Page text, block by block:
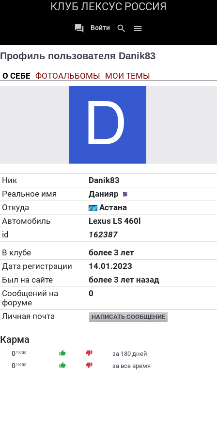
КЛУБ ЛЕКСУС РОССИЯ
 Войти search 
Профиль пользователя Danik83
О СЕБЕ ФОТОАЛЬБОМЫ МОИ ТЕМЫ
Ник
Danik83
Реальное имя
Данияр
Откуда
Астана
Автомобиль
Lexus LS 460l
id
162387
В клубе
более 3 лет
Дата регистрации
14.01.2023
Был на сайте
более 3 лет назад
Сообщений на
форуме
0
Личная почта НАПИСАТЬ СООБЩЕНИЕ
Карма
0/1000 thumb_up thumb_down за 180 дней
0/1000 thumb_up thumb_down за все время